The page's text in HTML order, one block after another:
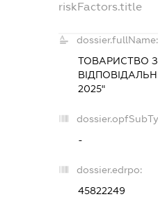
riskFactors.title
dossier.fullName:
ТОВАРИСТВО
2025"
-
dossier.edrpo:
45822249